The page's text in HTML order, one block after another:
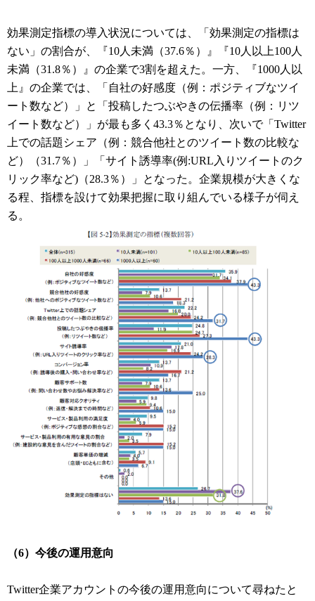
効果測定指標の導入状況については、「効果測定の指標は
ない」の割合が、『10人未満（37.6％）』『10人以上100人
未満（31.8％）』の企業で3割を超えた。一方、『1000人以
上』の企業では、「自社の好感度（例：ポジティブなツイ
ート数など）」と「投稿したつぶやきの伝播率（例：リツ
イート数など）」が最も多く43.3％となり、次いで「Twitter
上での話題シェア（例：競合他社とのツイート数の比較な
ど）（31.7％）」「サイト誘導率(例:URL入りツイートのク
リック率など)（28.3％）」となった。企業規模が大きくな
る程、指標を設けて効果把握に取り組んでいる様子が伺え
る。
（6）今後の運用意向
Twitter企業アカウントの今後の運用意向について尋ねたと